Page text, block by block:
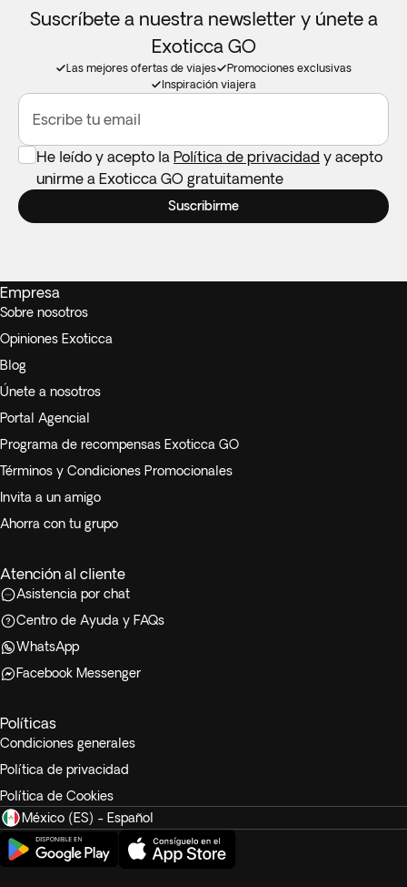
Suscríbete a nuestra newsletter y únete a
Exoticca GO
Las mejores ofertas de viajes
Promociones exclusivas
Inspiración viajera
Escribe tu email
He leído y acepto la Política de privacidad y acepto
unirme a Exoticca GO gratuitamente
Suscribirme
Empresa
Sobre nosotros
Opiniones Exoticca
Blog
Únete a nosotros
Portal Agencial
Programa de recompensas Exoticca GO
Términos y Condiciones Promocionales
Invita a un amigo
Ahorra con tu grupo
Atención al cliente
Asistencia por chat
Centro de Ayuda y FAQs
WhatsApp
Facebook Messenger
Políticas
Condiciones generales
Política de privacidad
Política de Cookies
México (ES) - Español